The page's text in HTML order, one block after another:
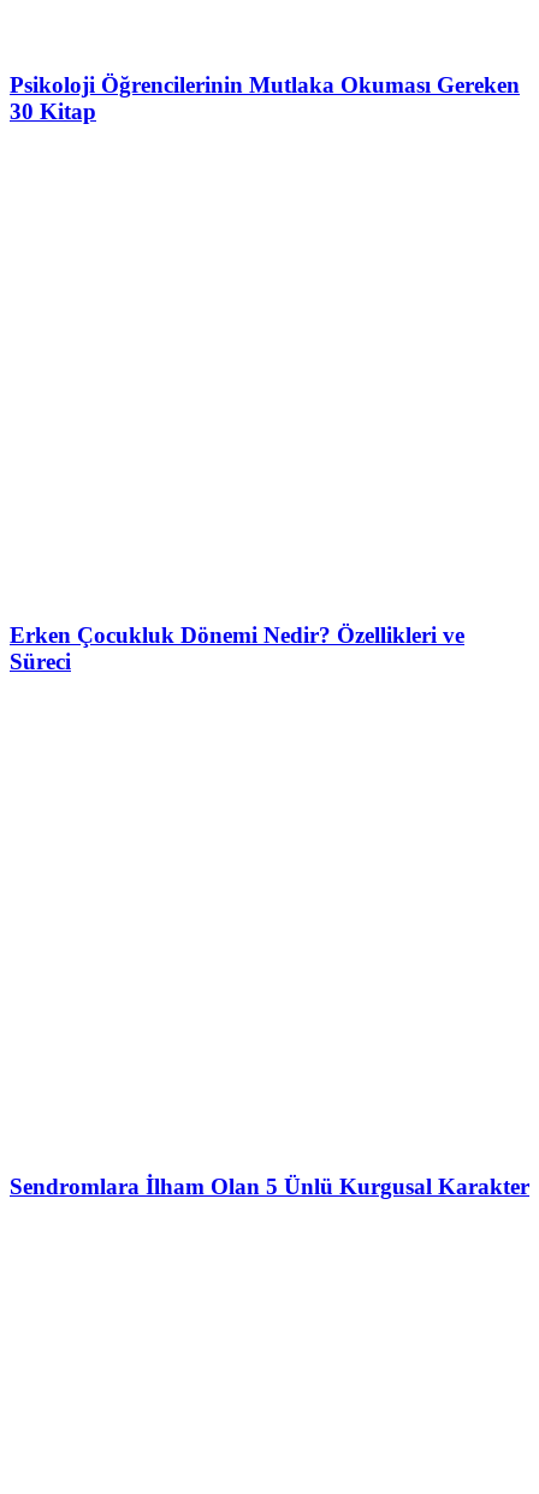
Psikoloji Öğrencilerinin Mutlaka Okuması Gereken
30 Kitap
Erken Çocukluk Dönemi Nedir? Özellikleri ve
Süreci
Sendromlara İlham Olan 5 Ünlü Kurgusal Karakter